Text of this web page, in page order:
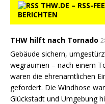
THW.DE – RSS-
BERICHTEN
THW hilft nach Tornado
Gebäude sichern,
wegräumen – nach einem
waren die ehrenamtlichen
gefordert. Die Windhose
Glückstadt und Umgebung